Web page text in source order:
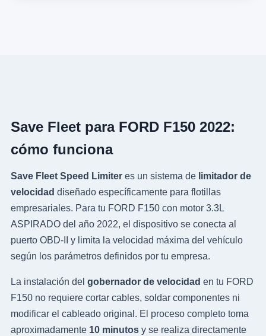
Save Fleet para FORD F150 2022:
cómo funciona
Save Fleet Speed Limiteres un sistema de limitador de
velocidad diseñado específicamente para flotillas
empresariales. Para tu FORD F150 con motor 3.3L
ASPIRADO del año 2022, el dispositivo se conecta al
puerto OBD-II y limita la velocidad máxima del vehículo
según los parámetros definidos por tu empresa.
La instalación del gobernador de velocidad en tu FORD
F150 no requiere cortar cables, soldar componentes ni
modificar el cableado original. El proceso completo toma
aproximadamente 10 minutosy se realiza directamente